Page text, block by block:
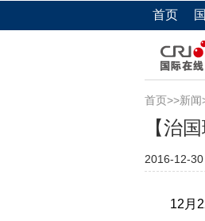
首页
首页>>新闻
【治
2016-12-
12月22